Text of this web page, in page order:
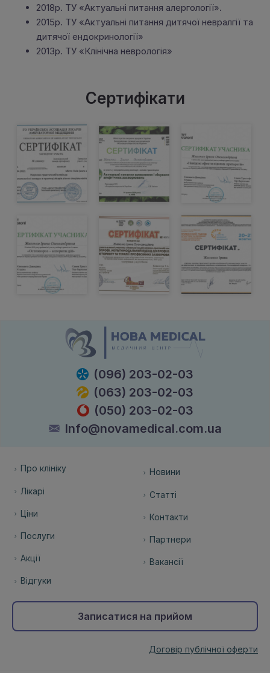
2018р. ТУ «Актуальні питання алергології».
2015р. ТУ «Актуальні питання дитячої невралгії та
дитячої ендокринології»
2013р. ТУ «Клінічна неврологія»
Сертифікати
(096) 203-02-03
(063) 203-02-03
(050) 203-02-03
Info@novamedical.com.ua
Про клініку
Лікарі
Ціни
Послуги
Акції
Відгуки
Новини
Статті
Контакти
Партнери
Вакансії
Записатися на прийом
Договір публічної оферти